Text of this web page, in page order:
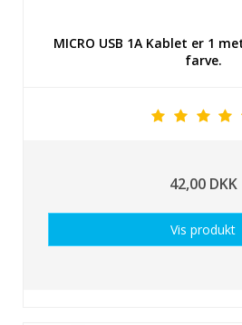
MICRO USB 1A Kablet er 1
farve.
42,00 DKK
Vis produkt